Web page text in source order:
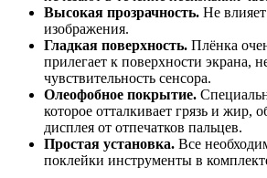
Высокая прозрачность. Не
изображения.
Гладкая поверхность. Плёнка
прилегает к поверхности экрана,
чувствительность сенсора.
Олеофобное покрытие.
которое отталкивает грязь и жир,
дисплея от отпечатков пальцев.
Простая установка. Все
поклейки инструменты в